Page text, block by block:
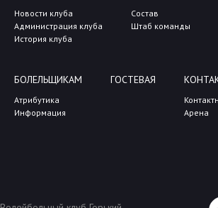
Новости клуба
Администрация клуба
История клуба
Состав
Штаб команды
БОЛЕЛЬЩИКАМ
Атрибутика
Информация
ГОСТЕВАЯ
Арена